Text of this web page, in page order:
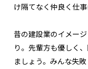
け隔てなく仲良く仕
昔の建設業のイメー
り。先輩方も優しく
ましょう。みんな失